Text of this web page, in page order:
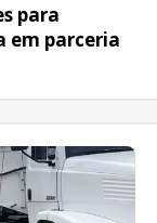
para
em parceria